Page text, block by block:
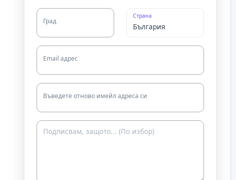
Град
Страна
Email адрес
Въведете отново имейл адреса си